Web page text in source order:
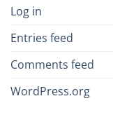
Log in
Entries feed
Comments feed
WordPress.org